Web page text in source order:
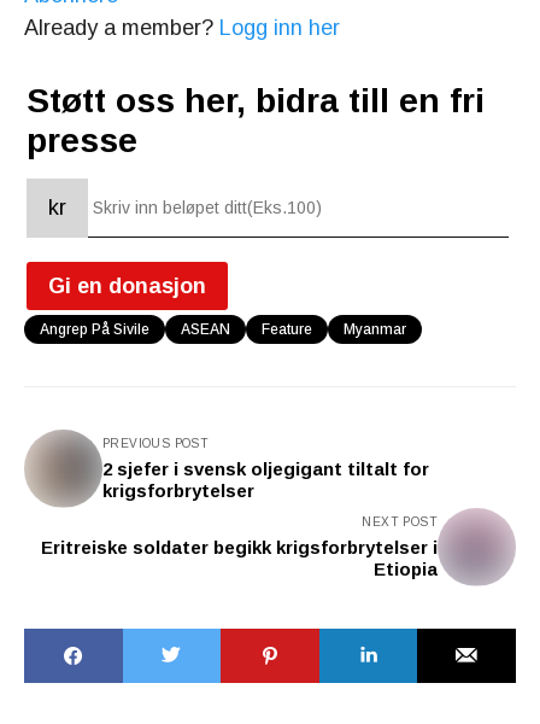
Already a member? Logg inn her
Støtt oss her, bidra till en fri
presse
kr
Gi en donasjon
Angrep På Sivile ASEAN Feature Myanmar
PREVIOUS POST
2 sjefer i svensk oljegigant tiltalt for
krigsforbrytelser
NEXT POST
Eritreiske soldater begikk krigsforbrytelser i
Etiopia